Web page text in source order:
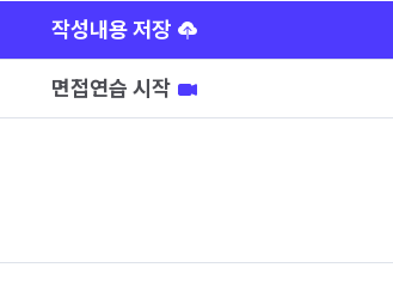
작성내용 저장
면접연습 시작